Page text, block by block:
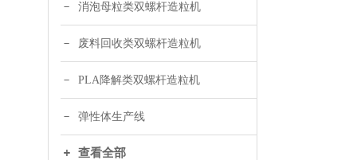
消泡母粒类双螺杆造粒机
废料回收类双螺杆造粒机
PLA降解类双螺杆造粒机
弹性体生产线
查看全部